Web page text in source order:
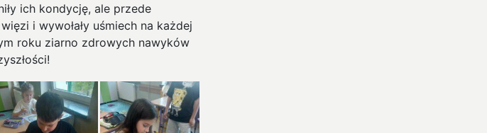
ich kondycję, ale przede
i wywołały uśmiech na każdej
roku ziarno zdrowych nawyków